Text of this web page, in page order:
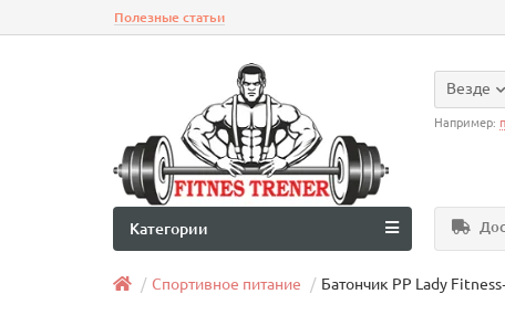
Полезные статьи
Везде
Например:
Категории
Спортивное питание Батончик PP Lady